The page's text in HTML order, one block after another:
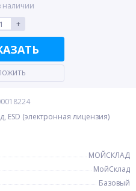
наличии
+
ESD (электронная лицензия)
МОЙСКЛАД
МойСклад
Базовый